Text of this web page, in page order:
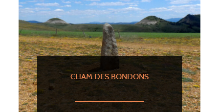
CHAM DES BONDONS